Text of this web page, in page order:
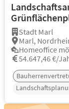
Stadt Marl
Marl,
Homeoffice
54.647,46 €/